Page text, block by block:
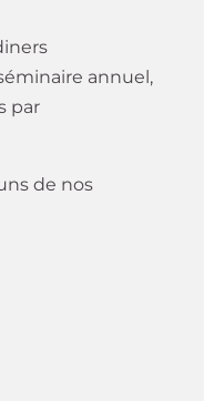
annuel,
par
de nos